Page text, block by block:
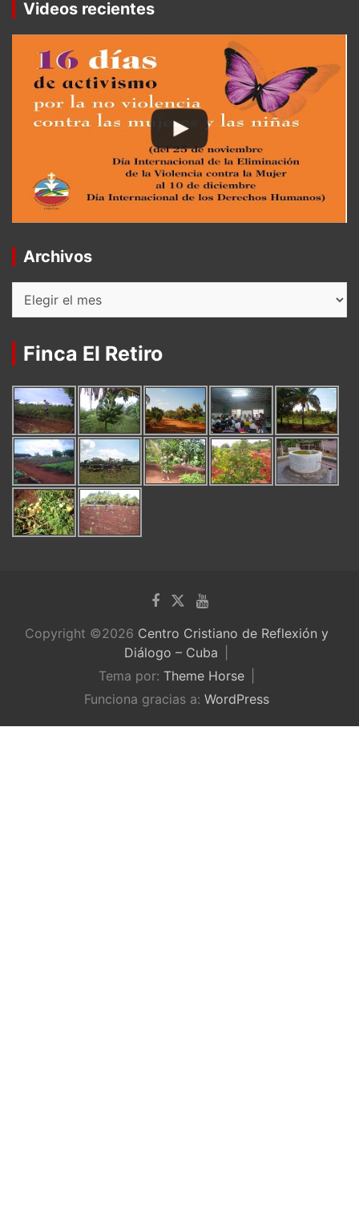
Videos recientes
Archivos
Archivos
Finca El Retiro
Copyright ©2026 Centro Cristiano de Reflexión y
Diálogo – Cuba
Tema por: Theme Horse
Funciona gracias a: WordPress